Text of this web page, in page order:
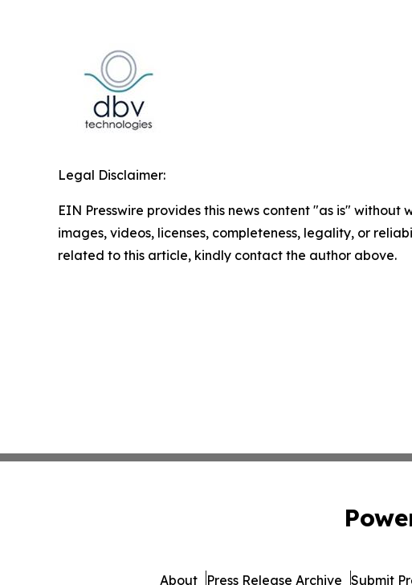
Legal Disclaimer:
EIN Presswire provides this news content "as is"
images, videos, licenses, completeness, legality, or
related to this article, kindly contact the author above.
About Press Release Archive Submit